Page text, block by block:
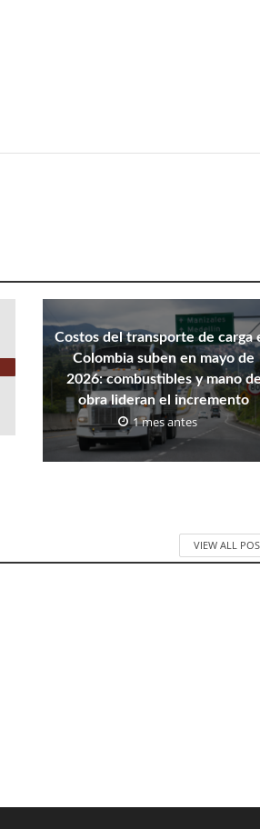
Costos del transporte de carga
Colombia suben en mayo de
2026: combustibles y mano
obra lideran el incremento
1 mes antes
VIEW ALL